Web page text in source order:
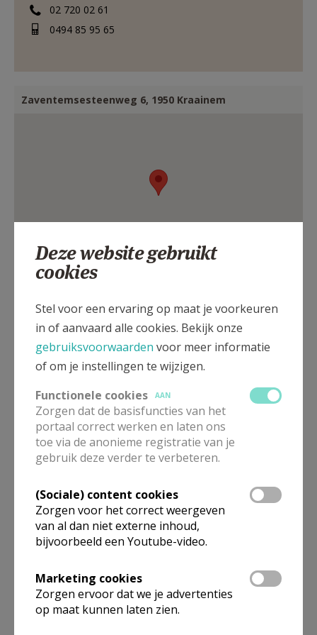
02 720 02 61
0494 85 95 65
Zaventemsesteenweg 6, 1950 Kraainem
pastoor
De heerBenoitGoubau
Zaventemsesteenweg 6
1950 Kraainem
02 720 02 61
0494 85 95 65
Stuur een mailtje
Google Maps
zondagsonderpastoor
Deze website gebruikt
cookies
Stel voor een ervaring op maat je voorkeuren
in of aanvaard alle cookies. Bekijk onze
gebruiksvoorwaarden voor meer informatie
of om je instellingen te wijzigen.
Functionele cookies
AAN
Zorgen dat de basisfuncties van het
portaal correct werken en laten ons
toe via de anonieme registratie van je
gebruik deze verder te verbeteren.
(Sociale) content cookies
Zorgen voor het correct weergeven
van al dan niet externe inhoud,
bijvoorbeeld een Youtube-video.
Marketing cookies
Zorgen ervoor dat we je advertenties
op maat kunnen laten zien.